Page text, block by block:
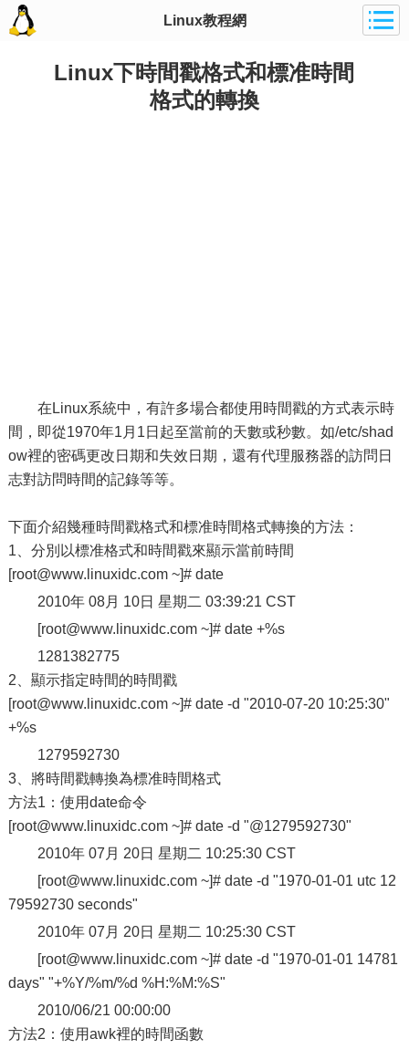
Linux教程網
Linux下時間戳格式和標准時間
格式的轉換
在Linux系統中，有許多場合都使用時間戳的方式表示時
間，即從1970年1月1日起至當前的天數或秒數。如/etc/shad
ow裡的密碼更改日期和失效日期，還有代理服務器的訪問日
志對訪問時間的記錄等等。
下面介紹幾種時間戳格式和標准時間格式轉換的方法：
1、分別以標准格式和時間戳來顯示當前時間
[root@www.linuxidc.com ~]# date
2010年 08月 10日 星期二 03:39:21 CST
[root@www.linuxidc.com ~]# date +%s
1281382775
2、顯示指定時間的時間戳
[root@www.linuxidc.com ~]# date -d "2010-07-20 10:25:30"
+%s
1279592730
3、將時間戳轉換為標准時間格式
方法1：使用date命令
[root@www.linuxidc.com ~]# date -d "@1279592730"
2010年 07月 20日 星期二 10:25:30 CST
[root@www.linuxidc.com ~]# date -d "1970-01-01 utc 12
79592730 seconds"
2010年 07月 20日 星期二 10:25:30 CST
[root@www.linuxidc.com ~]# date -d "1970-01-01 14781
days" "+%Y/%m/%d %H:%M:%S"
2010/06/21 00:00:00
方法2：使用awk裡的時間函數